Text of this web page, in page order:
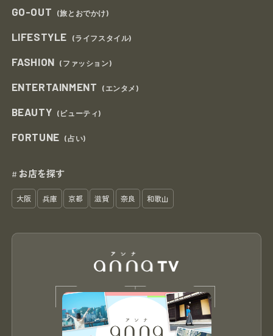
GO-OUT (旅とおでかけ)
LIFESTYLE (ライフスタイル)
FASHION (ファッション)
ENTERTAINMENT (エンタメ)
BEAUTY (ビューティ)
FORTUNE (占い)
# お店を探す
大阪 兵庫 京都 滋賀 奈良 和歌山